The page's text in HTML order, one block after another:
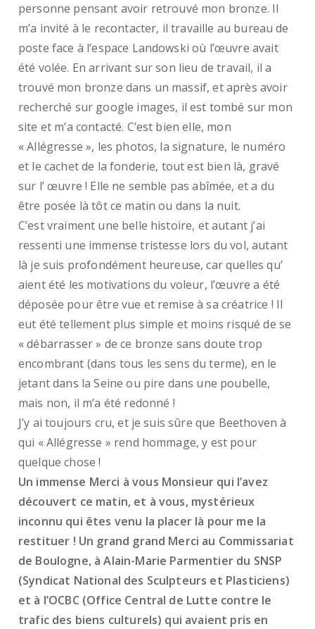
personne pensant avoir retrouvé mon bronze. Il
m’a invité à le recontacter, il travaille au bureau de
poste face à l’espace Landowski où l’œuvre avait
été volée. En arrivant sur son lieu de travail, il a
trouvé mon bronze dans un massif, et après avoir
recherché sur google images, il est tombé sur mon
site et m’a contacté. C’est bien elle, mon
« Allégresse », les photos, la signature, le numéro
et le cachet de la fonderie, tout est bien là, gravé
sur l’ œuvre ! Elle ne semble pas abîmée, et a du
être posée là tôt ce matin ou dans la nuit.
C’est vraiment une belle histoire, et autant j’ai
ressenti une immense tristesse lors du vol, autant
là je suis profondément heureuse, car quelles qu’
aient été les motivations du voleur, l’œuvre a été
déposée pour être vue et remise à sa créatrice ! Il
eut été tellement plus simple et moins risqué de se
« débarrasser » de ce bronze sans doute trop
encombrant (dans tous les sens du terme), en le
jetant dans la Seine ou pire dans une poubelle,
mais non, il m’a été redonné !
J’y ai toujours cru, et je suis sûre que Beethoven à
qui « Allégresse » rend hommage, y est pour
quelque chose !
Un immense Merci à vous Monsieur qui l’avez
découvert ce matin, et à vous, mystérieux
inconnu qui êtes venu la placer là pour me la
restituer ! Un grand grand Merci au Commissariat
de Boulogne, à Alain-Marie Parmentier du SNSP
(Syndicat National des Sculpteurs et Plasticiens)
et à l’OCBC (Office Central de Lutte contre le
trafic des biens culturels) qui avaient pris en